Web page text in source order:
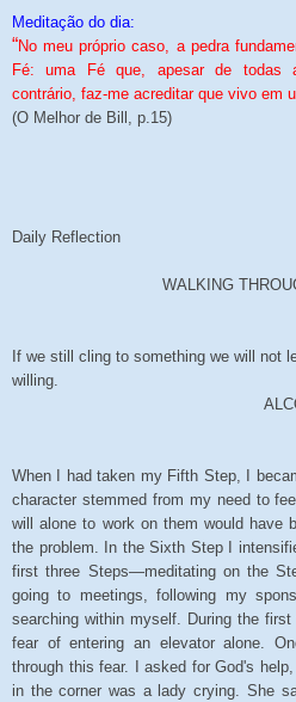
Meditação do dia:
“No meu próprio caso, a pedra
Fé: uma Fé que, apesar de todas
contrário, faz-me acreditar que vivo em
(O Melhor de Bill, p.15)
Daily Reflection
WALKING
If we still cling to something we will not
willing.
When I had taken my Fifth Step, I
character stemmed from my need to
will alone to work on them would have
the problem. In the Sixth Step I
first three Steps—meditating on the
going to meetings, following my
searching within myself. During the
fear of entering an elevator alone.
through this fear. I asked for God's
in the corner was a lady crying. She